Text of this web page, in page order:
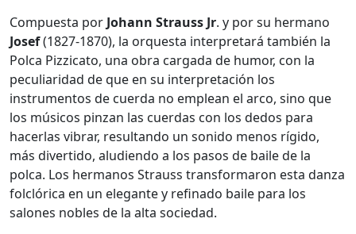
Compuesta por Johann Strauss Jr. y por su hermano
Josef(1827-1870), la orquesta interpretará también la
Polca Pizzicato, una obra cargada de humor, con la
peculiaridad de que en su interpretación los
instrumentos de cuerda no emplean el arco, sino que
los músicos pinzan las cuerdas con los dedos para
hacerlas vibrar, resultando un sonido menos rígido,
más divertido, aludiendo a los pasos de baile de la
polca. Los hermanos Strauss transformaron esta danza
folclórica en un elegante y refinado baile para los
salones nobles de la alta sociedad.